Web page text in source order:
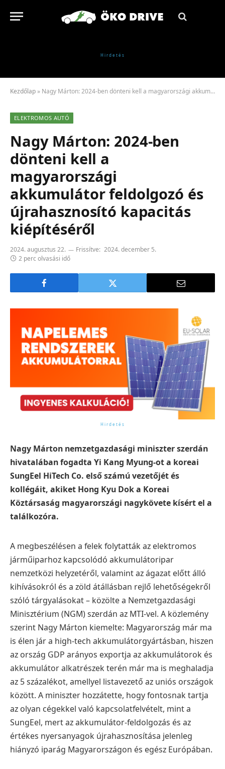
Kezdőlap » Nagy Márton: 2024-ben dönteni kell a magyarországi akkumulátor feldolgozó és újrahasznosító kapacitás kiépítéséről
ELEKTROMOS AUTÓ
Nagy Márton: 2024-ben
dönteni kell a
magyarországi
akkumulátor feldolgozó és
újrahasznosító kapacitás
kiépítéséről
2024. augusztus 22. Frissítve: 2024. december 5.
2 perc olvasási idő
Nagy Márton nemzetgazdasági miniszter szerdán
hivatalában fogadta Yi Kang Myung-ot a koreai
SungEel HiTech Co. első számú vezetőjét és
kollégáit, akiket Hong Kyu Dok a Koreai
Köztársaság magyarországi nagykövete kísért el a
találkozóra.
A megbeszélésen a felek folytatták az elektromos
járműiparhoz kapcsolódó akkumulátoripar
nemzetközi helyzetéről, valamint az ágazat előtt álló
kihívásokról és a zöld átállásban rejlő lehetőségekről
szóló tárgyalásokat – közölte a Nemzetgazdasági
Minisztérium (NGM) szerdán az MTI-vel. A közlemény
szerint Nagy Márton kiemelte: Magyarország már ma
is élen jár a high-tech akkumulátorgyártásban, hiszen
az ország GDP arányos exportja az akkumulátorok és
akkumulátor alkatrészek terén már ma is meghaladja
az 5 százalékot, amellyel listavezető az uniós országok
között. A miniszter hozzátette, hogy fontosnak tartja
az olyan cégekkel való kapcsolatfelvételt, mint a
SungEel, mert az akkumulátor-feldolgozás és az
értékes nyersanyagok újrahasznosítása jelenleg
hiányzó iparág Magyarországon és egész Európában.